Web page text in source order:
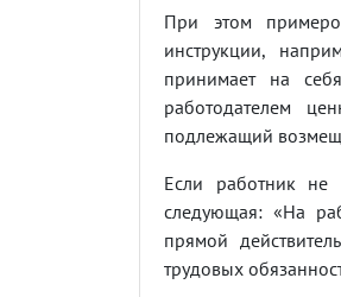
При этом
инструкции,
принимает на
работодателем
подлежащий
Если работник не
следующая: «На
прямой
трудовых